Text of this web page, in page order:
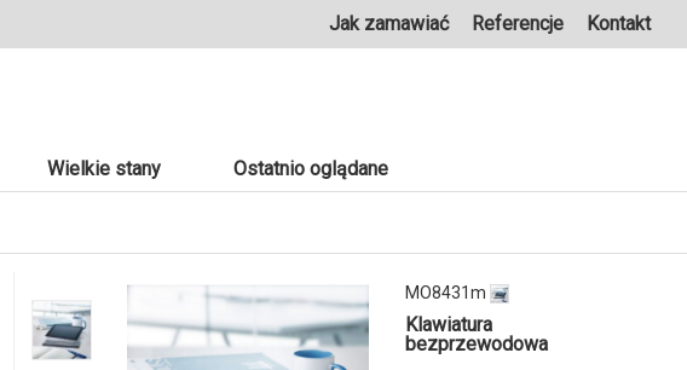
Jak zamawiać Referencje Kontakt
Wielkie stany Ostatnio oglądane
MO8431m
Klawiatura
bezprzewodowa